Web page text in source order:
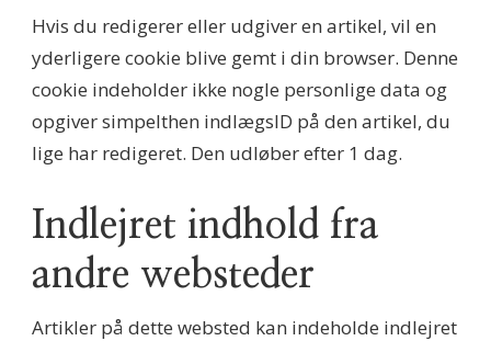
Hvis du redigerer eller udgiver en artikel, vil en
yderligere cookie blive gemt i din browser. Denne
cookie indeholder ikke nogle personlige data og
opgiver simpelthen indlægsID på den artikel, du
lige har redigeret. Den udløber efter 1 dag.
Indlejret indhold fra
andre websteder
Artikler på dette websted kan indeholde indlejret